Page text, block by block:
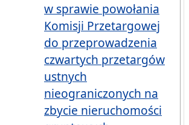
w sprawie powołania
Komisji Przetargowej
do przeprowadzenia
czwartych przetargów
ustnych
nieograniczonych na
zbycie nieruchomości